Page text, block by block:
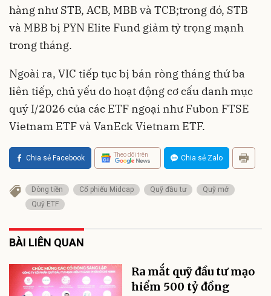
hàng như STB, ACB, MBB và TCB;trong đó, STB
và MBB bị PYN Elite Fund giảm tỷ trọng mạnh
trong tháng.
Ngoài ra, VIC tiếp tục bị bán ròng tháng thứ ba
liên tiếp, chủ yếu do hoạt động cơ cấu danh mục
quý I/2026 của các ETF ngoại như Fubon FTSE
Vietnam ETF và VanEck Vietnam ETF.
Chia sẻ Facebook Theo dõi trên Chia sẻ Zalo
Dòng tiền Cổ phiếu Midcap Quỹ đầu tư
Quỹ mở
Quỹ ETF
BÀI LIÊN QUAN
Ra mắt quỹ đầu tư mạo
hiểm 500 tỷ đồng